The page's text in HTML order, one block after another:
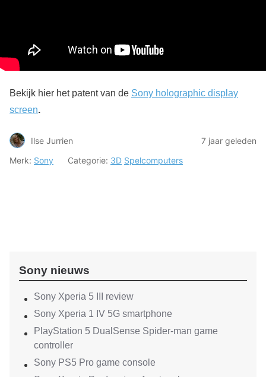
Bekijk hier het patent van de Sony holographic display
screen.
Ilse Jurrien
7 jaar geleden
Merk: Sony Categorie: 3D Spelcomputers
Sony nieuws
Sony Xperia 5 III review
Sony Xperia 1 IV 5G smartphone
PlayStation 5 DualSense Spider-man game
controller
Sony PS5 Pro game console